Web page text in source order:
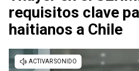
requisitos clave
haitianos a Chile